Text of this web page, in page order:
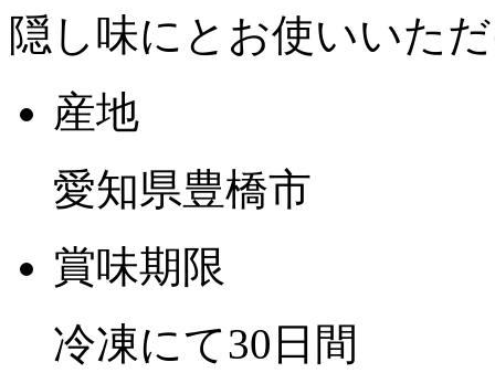
隠し味にとお使いいた
産地
愛知県豊橋市
賞味期限
冷凍にて30日間